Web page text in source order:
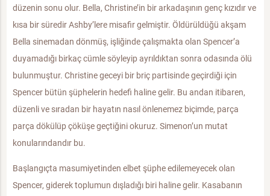
düzenin sonu olur. Bella, Christine’in bir arkadaşının genç kızıdır ve
kısa bir süredir Ashby’lere misafir gelmiştir. Öldürüldüğü akşam
Bella sinemadan dönmüş, işliğinde çalışmakta olan Spencer’a
duyamadığı birkaç cümle söyleyip ayrıldıktan sonra odasında ölü
bulunmuştur. Christine geceyi bir briç partisinde geçirdiği için
Spencer bütün şüphelerin hedefi haline gelir. Bu andan itibaren,
düzenli ve sıradan bir hayatın nasıl önlenemez biçimde, parça
parça dökülüp çöküşe geçtiğini okuruz. Simenon’un mutat
konularındandır bu.
Başlangıçta masumiyetinden elbet şüphe edilemeyecek olan
Spencer, giderek toplumun dışladığı biri haline gelir. Kasabanın